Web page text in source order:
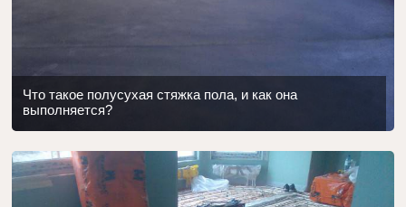
Что такое полусухая стяжка пола, и как она
выполняется?